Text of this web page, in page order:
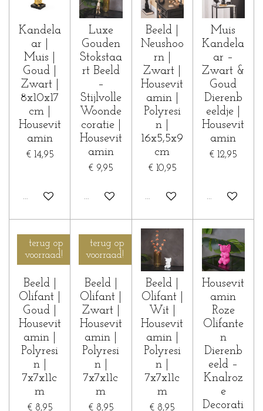
Kandela
ar |
Muis |
Goud |
Zwart |
8x10x17
cm |
Housevit
amin
€ 14,95
In winkelwagen
Luxe
Gouden
Stokstaa
rt Beeld
–
Stijlvolle
Woonde
coratie |
Housevit
amin
€ 9,95
In winkelwagen
Beeld |
Neushoo
rn |
Zwart |
Housevit
amin |
Polyresi
n |
16x5,5x9
cm
€ 10,95
In winkelwagen
Muis
Kandela
ar –
Zwart &
Goud
Dierenb
eeldje |
Housevit
amin
€ 12,95
In
terug op
voorraad!
Beeld |
Olifant |
Goud |
Housevit
amin |
Polyresi
n |
7x7x11c
m
€ 8,95
terug op
voorraad!
Beeld |
Olifant |
Zwart |
Housevit
amin |
Polyresi
n |
7x7x11c
m
€ 8,95
Beeld |
Olifant |
Wit |
Housevit
amin |
Polyresi
n |
7x7x11c
m
€ 8,95
Housevit
amin
Roze
Olifante
n
Dierenb
eeld –
Knalroz
e
Decorati